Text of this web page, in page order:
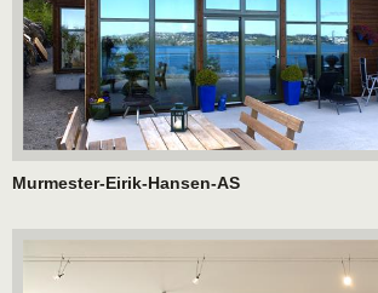
Murmester-Eirik-Hansen-AS